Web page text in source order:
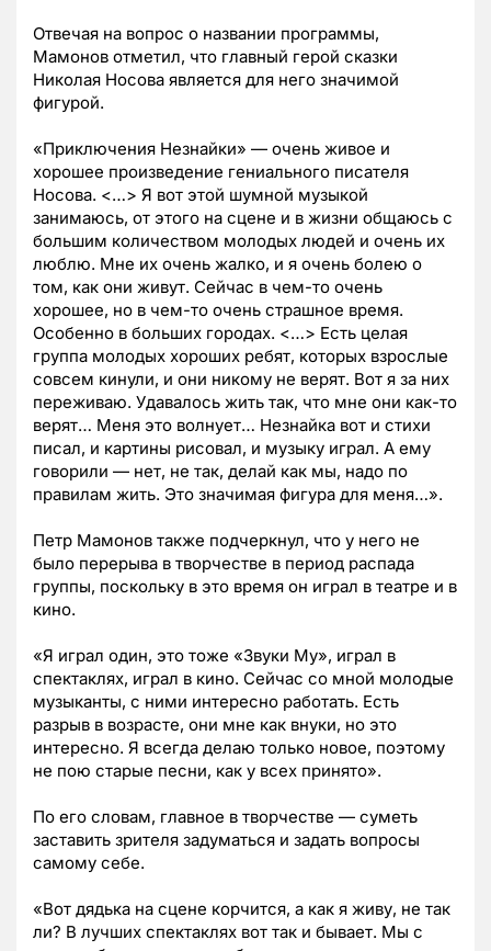
Отвечая на вопрос о названии программы,
Мамонов отметил, что главный герой сказки
Николая Носова является для него значимой
фигурой.
«Приключения Незнайки» — очень живое и
хорошее произведение гениального писателя
Носова. <…> Я вот этой шумной музыкой
занимаюсь, от этого на сцене и в жизни общаюсь с
большим количеством молодых людей и очень их
люблю. Мне их очень жалко, и я очень болею о
том, как они живут. Сейчас в чем-то очень
хорошее, но в чем-то очень страшное время.
Особенно в больших городах. <…> Есть целая
группа молодых хороших ребят, которых взрослые
совсем кинули, и они никому не верят. Вот я за них
переживаю. Удавалось жить так, что мне они как-то
верят… Меня это волнует… Незнайка вот и стихи
писал, и картины рисовал, и музыку играл. А ему
говорили — нет, не так, делай как мы, надо по
правилам жить. Это значимая фигура для меня…».
Петр Мамонов также подчеркнул, что у него не
было перерыва в творчестве в период распада
группы, поскольку в это время он играл в театре и в
кино.
«Я играл один, это тоже «Звуки Му», играл в
спектаклях, играл в кино. Сейчас со мной молодые
музыканты, с ними интересно работать. Есть
разрыв в возрасте, они мне как внуки, но это
интересно. Я всегда делаю только новое, поэтому
не пою старые песни, как у всех принято».
По его словам, главное в творчестве — суметь
заставить зрителя задуматься и задать вопросы
самому себе.
«Вот дядька на сцене корчится, а как я живу, не так
ли? В лучших спектаклях вот так и бывает. Мы с